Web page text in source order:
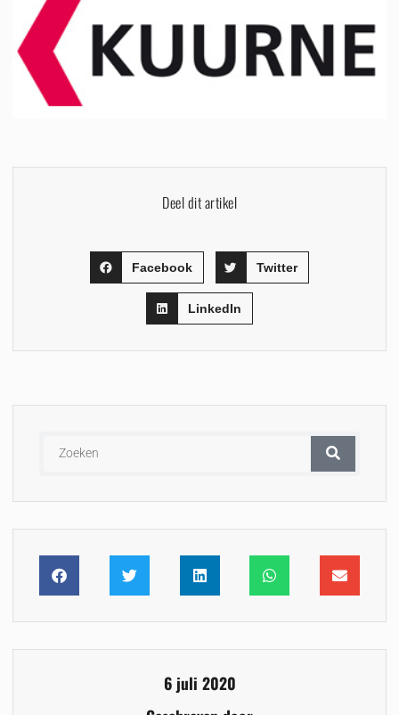
Deel dit artikel
Facebook Twitter
LinkedIn
6 juli 2020